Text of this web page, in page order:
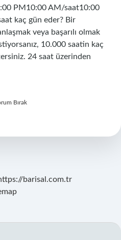
PM10:00 AM/saat10:00
kaç gün eder? Bir
veya başarılı olmak
10.000 saatin kaç
24 saat üzerinden
Bırak
barisal.com.tr